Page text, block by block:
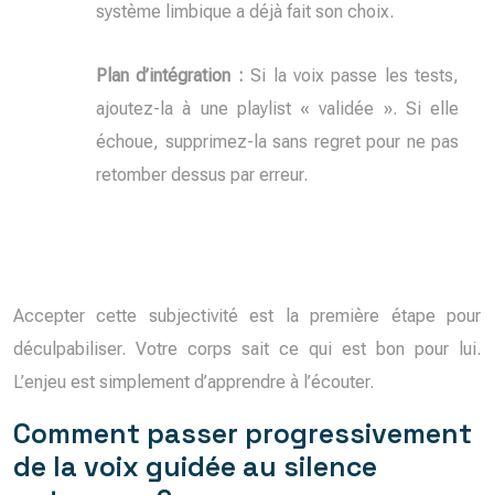
système limbique a déjà fait son choix.
Plan d’intégration : Si la voix passe les tests,
ajoutez-la à une playlist « validée ». Si elle
échoue, supprimez-la sans regret pour ne pas
retomber dessus par erreur.
Accepter cette subjectivité est la première étape pour
déculpabiliser. Votre corps sait ce qui est bon pour lui.
L’enjeu est simplement d’apprendre à l’écouter.
Comment passer progressivement
de la voix guidée au silence